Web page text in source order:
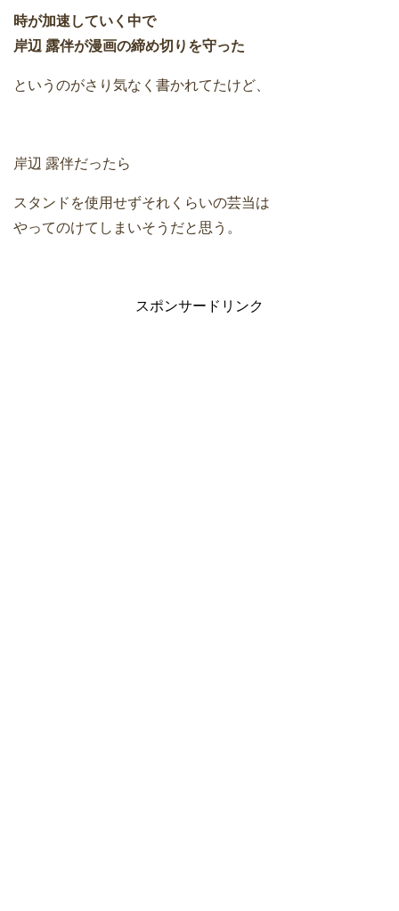
時が加速していく中で
岸辺 露伴が漫画の締め切りを守った
というのがさり気なく書かれてたけど、
岸辺 露伴だったら
スタンドを使用せずそれくらいの芸当は
やってのけてしまいそうだと思う。
スポンサードリンク